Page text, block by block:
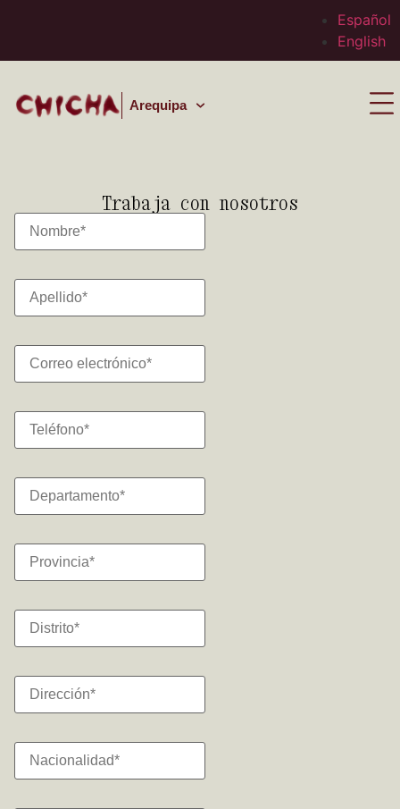
Español
English
Arequipa
Trabaja con nosotros